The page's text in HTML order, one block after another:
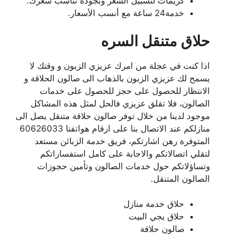
خدمة24 ساعة مع أنسب الأسعار.
حلاق متنقل السره
اذا كنت في عجلة من امرك عزيزي الزبون و وقتك لا
يسمح لك عزيزي الزبون بالذهاب الى صالون الحلاقة و
الانتظار للحصول على حجز للحصول على خدمات
الصالون، فلا تقلق عزيزي فالحل لمثل هذه المشاكل
موجود لدينا من خلال توفر صالون حلاقة متنقل يصل الى
منازلكم عند الاتصال بنا على ارقام هواتفنا 60626033
المتوفرة رهن اشارتكم، فريق خدمة الزبائن مستعد
لتقلي اتصالاتكم والاجابة على كامل استفساراتكم
وتساؤلاتكم حول خدمات الصالون وتأمين حجوزات
الصالون المتنقل.
حلاق خدمة منازل
حلاق يجي البيت
صالون حلاقة